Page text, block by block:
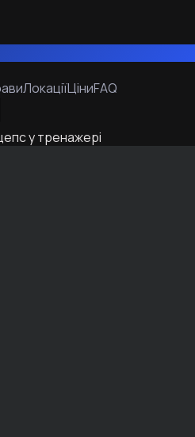
ЛокаціїЦіниFAQ
у тренажері